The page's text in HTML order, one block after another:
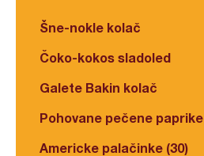
Šne-nokle kolač
Čoko-kokos sladoled
Galete Bakin kolač
Pohovane pečene paprike
Americke palačinke (30)